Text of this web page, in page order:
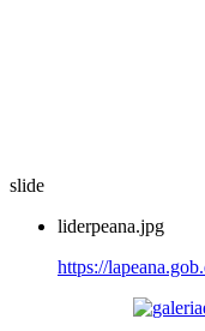
slide
liderpeana.jpg
https://